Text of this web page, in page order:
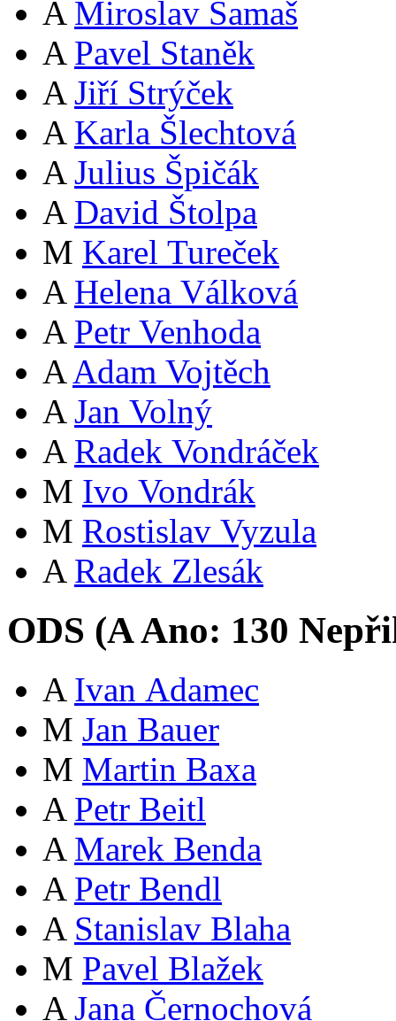
A Miroslav Samaš
A Pavel Staněk
A Jiří Strýček
A Karla Šlechtová
A Julius Špičák
A David Štolpa
M Karel Tureček
A Helena Válková
A Petr Venhoda
A Adam Vojtěch
A Jan Volný
A Radek Vondráček
M Ivo Vondrák
M Rostislav Vyzula
A Radek Zlesák
ODS (AAno: 130
A Ivan Adamec
M Jan Bauer
M Martin Baxa
A Petr Beitl
A Marek Benda
A Petr Bendl
A Stanislav Blaha
M Pavel Blažek
A Jana Černochová